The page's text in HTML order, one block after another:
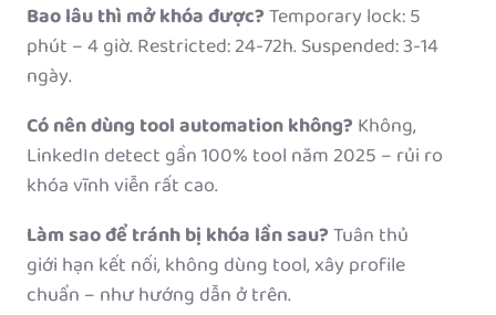
Bao lâu thì mở khóa được?Temporary lock: 5
phút – 4 giờ. Restricted: 24-72h. Suspended: 3-14
ngày.
Có nên dùng tool automation không? Không,
LinkedIn detect gần 100% tool năm 2025 – rủi ro
khóa vĩnh viễn rất cao.
Làm sao để tránh bị khóa lần sau?Tuân thủ
giới hạn kết nối, không dùng tool, xây profile
chuẩn – như hướng dẫn ở trên.